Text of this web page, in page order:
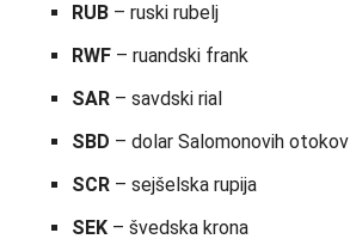
RUB – ruski rubelj
RWF – ruandski frank
SAR – savdski rial
SBD – dolar Salomonovih otokov
SCR – sejšelska rupija
SEK – švedska krona